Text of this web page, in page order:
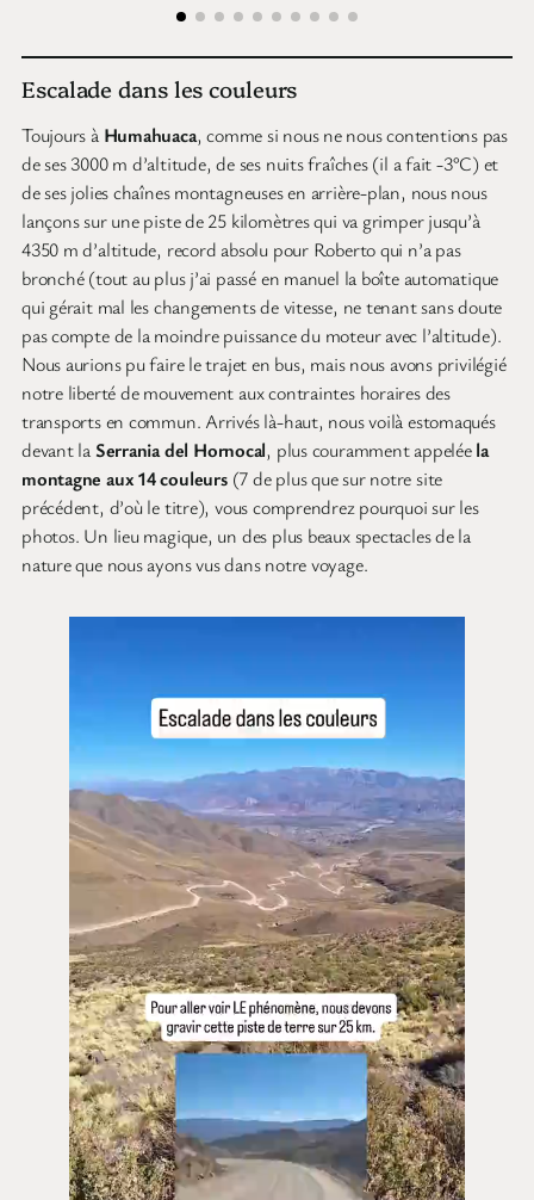
Escalade dans les couleurs
Toujours à Humahuaca, comme si nous ne nous contentions pas
de ses 3000 m d’altitude, de ses nuits fraîches (il a fait -3°C) et
de ses jolies chaînes montagneuses en arrière-plan, nous nous
lançons sur une piste de 25 kilomètres qui va grimper jusqu’à
4350 m d’altitude, record absolu pour Roberto qui n’a pas
bronché (tout au plus j’ai passé en manuel la boîte automatique
qui gérait mal les changements de vitesse, ne tenant sans doute
pas compte de la moindre puissance du moteur avec l’altitude).
Nous aurions pu faire le trajet en bus, mais nous avons privilégié
notre liberté de mouvement aux contraintes horaires des
transports en commun. Arrivés là-haut, nous voilà estomaqués
devant laSerrania del Hornocal, plus couramment appeléela
montagne aux 14 couleurs(7 de plus que sur notre site
précédent, d’où le titre), vous comprendrez pourquoi sur les
photos. Un lieu magique, un des plus beaux spectacles de la
nature que nous ayons vus dans notre voyage.